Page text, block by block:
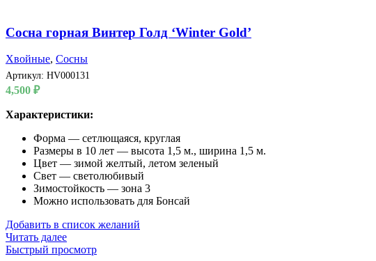
Сосна горная Винтер Голд ‘Winter Gold’
Хвойные, Сосны
Артикул: HV000131
4,500 ₽
Характеристики:
Форма — сетлющаяся, круглая
Размеры в 10 лет — высота 1,5 м., ширина 1,5 м.
Цвет — зимой желтый, летом зеленый
Свет — светолюбивый
Зимостойкость — зона 3
Можно использовать для Бонсай
Добавить в список желаний
Читать далее
Быстрый просмотр